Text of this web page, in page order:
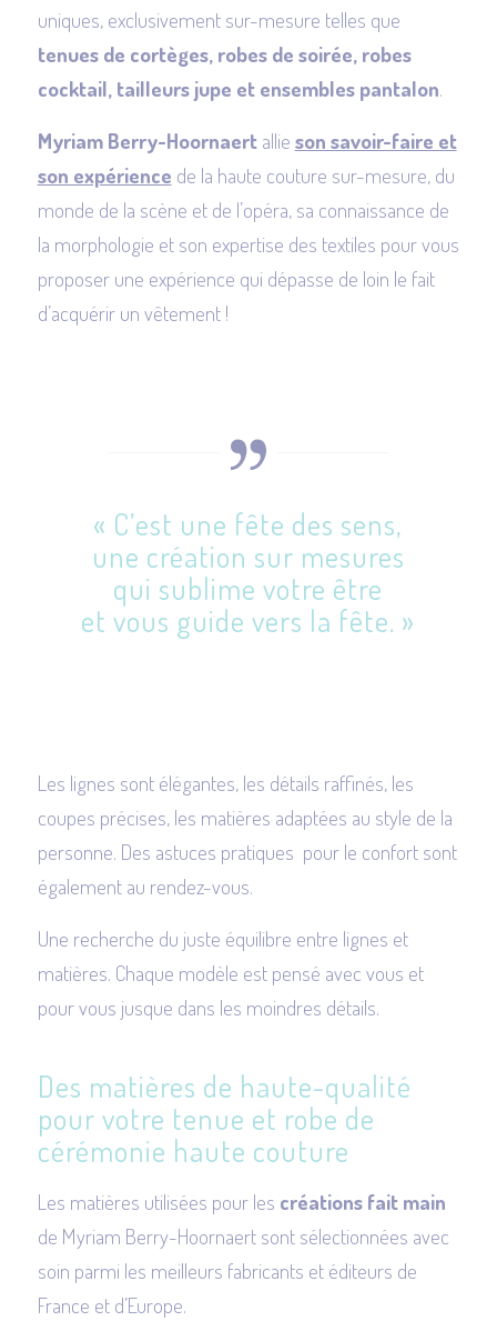
uniques, exclusivement sur-mesure telles que
tenues de cortèges, robes de soirée, robes
cocktail, tailleurs jupe et ensembles pantalon.
Myriam Berry-Hoornaertallie son savoir-faire et
son expérience de la haute couture sur-mesure, du
monde de la scène et de l’opéra, sa connaissance de
la morphologie et son expertise des textiles pour vous
proposer une expérience qui dépasse de loin le fait
d’acquérir un vêtement !
« C’est une fête des sens,
une création sur mesures
qui sublime votre être
et vous guide vers la fête. »
Les lignes sont élégantes, les détails raffinés, les
coupes précises, les matières adaptées au style de la
personne. Des astuces pratiques pour le confort sont
également au rendez-vous.
Une recherche du juste équilibre entre lignes et
matières. Chaque modèle est pensé avec vous et
pour vous jusque dans les moindres détails.
Des matières de haute-qualité
pour votre tenue et robe de
cérémonie haute couture
Les matières utilisées pour les créations fait main
de Myriam Berry-Hoornaert sont sélectionnées avec
soin parmi les meilleurs fabricants et éditeurs de
France et d’Europe.